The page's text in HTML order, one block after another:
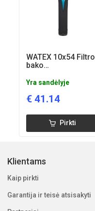
WATEX 10x54 Filtro
bako
apvalkalas
Yra sandėlyje
€ 41.14
Pirkti
Klientams
Kaip pirkti
Garantija ir teisė atsisakyti